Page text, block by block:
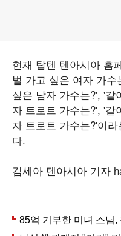
현재 탑텐 텐아시아 홈
벌 가고 싶은 여자 가
싶은 남자 가수는?', '같
자 트로트 가수는?', '
자 트로트 가수는?'이
다.
김세아 텐아시아 기자